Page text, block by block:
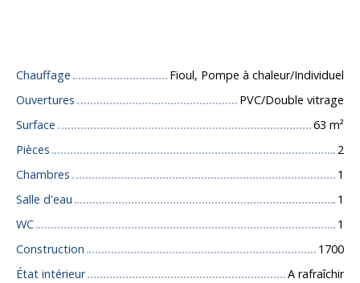
Chauffage
Fioul, Pompe à chaleur/Individuel
Ouvertures
PVC/Double vitrage
Surface
63 m²
Pièces
2
Chambres
1
Salle d'eau
1
WC
1
Construction
1700
État intérieur
A rafraîchir